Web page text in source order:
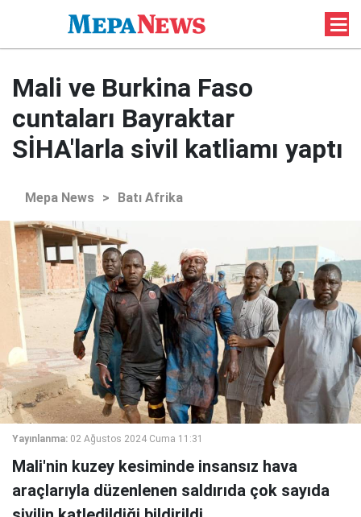
Mali ve Burkina Faso
cuntaları Bayraktar
SİHA'larla sivil katliamı yaptı
Mepa News > Batı Afrika
Yayınlanma: 02 Ağustos 2024 Cuma 11:31
Mali'nin kuzey kesiminde insansız hava
araçlarıyla düzenlenen saldırıda çok sayıda